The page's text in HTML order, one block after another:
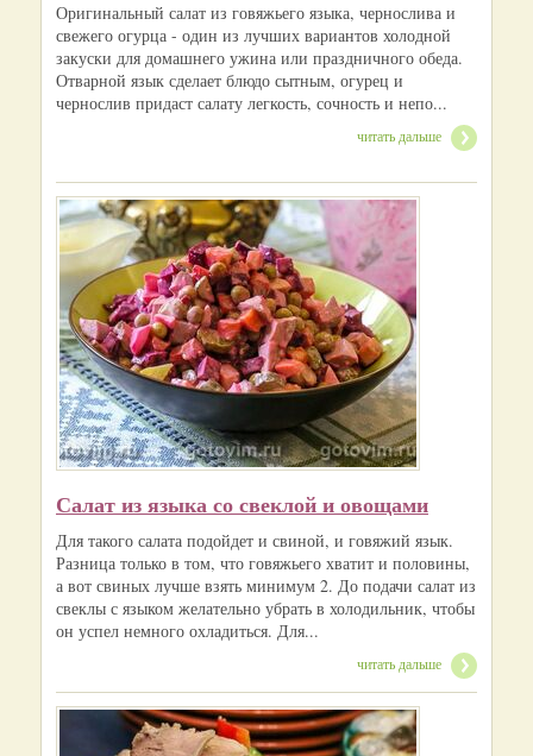
Оригинальный салат из говяжьего языка, чернослива и
свежего огурца - один из лучших вариантов холодной
закуски для домашнего ужина или праздничного обеда.
Отварной язык сделает блюдо сытным, огурец и
чернослив придаст салату легкость, сочность и непо...
читать дальше
Салат из языка со свеклой и овощами
Для такого салата подойдет и свиной, и говяжий язык.
Разница только в том, что говяжьего хватит и половины,
а вот свиных лучше взять минимум 2. До подачи салат из
свеклы с языком желательно убрать в холодильник, чтобы
он успел немного охладиться. Для...
читать дальше